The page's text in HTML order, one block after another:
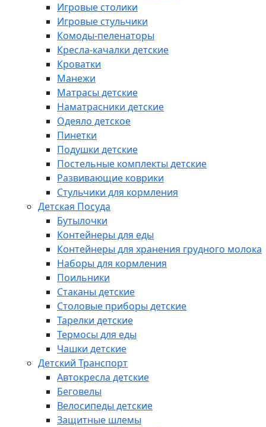
Игровые столики
Игровые стульчики
Комоды-пеленаторы
Кресла-качалки детские
Кроватки
Манежи
Матрасы детские
Наматрасники детские
Одеяло детское
Пинетки
Подушки детские
Постельные комплекты детские
Развивающие коврики
Стульчики для кормления
Детская Посуда
Бутылочки
Контейнеры для еды
Контейнеры для хранения грудного молока
Наборы для кормления
Поильники
Стаканы детские
Столовые приборы детские
Тарелки детские
Термосы для еды
Чашки детские
Детский Транспорт
Автокресла детские
Беговелы
Велосипеды детские
Защитные шлемы